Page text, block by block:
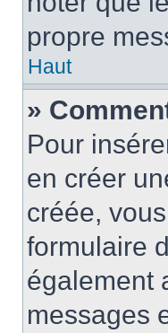
propre
Haut
»
Pour
en créer
créée,
formulaire
également
messages